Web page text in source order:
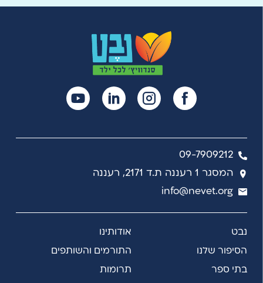
09-7909212
המסגר 1 רעננה ת.ד 2171, רעננה
info@nevet.org
נבט אודותינו
הסיפור שלנו התורמים והשותפים
בתי ספר תרומות